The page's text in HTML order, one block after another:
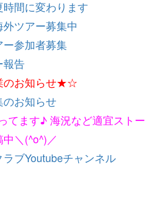
間に変わります
外ツアー募集中
ー参加者募集
報告
お知らせ★☆
のお知らせ
てます♪ 海況など適宜ストー
＼(^o^)／
ブYoutubeチャンネル